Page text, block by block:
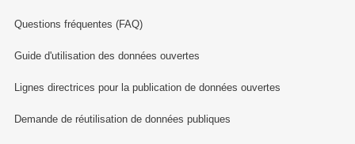
Questions fréquentes (FAQ)
Guide d'utilisation des données ouvertes
Lignes directrices pour la publication de données ouvertes
Demande de réutilisation de données publiques